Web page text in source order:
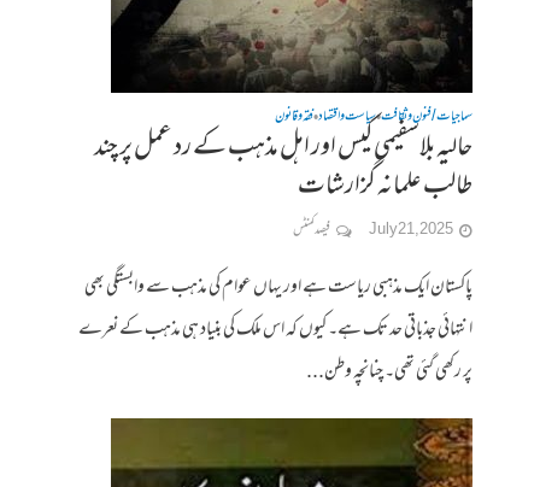
سماجیات / فنون وثقافت•سیاست واقتصاد•فقہ وقانون
حالیہ بلاسفیمی کیس اور اہل مذہب کے رد عمل پر چند
طالب علمانہ گزارشات
July 21, 2025 فیصد کمنٹس
پاکستان ایک مذہبی ریاست ہے اور یہاں عوام کی مذہب سے وابستگی بھی
انتہائی جذباتی حد تک ہے۔ کیوں کہ اس ملک کی بنیاد ہی مذہب کے نعرے
پر رکھی گئی تھی۔ چنانچہ وطن...